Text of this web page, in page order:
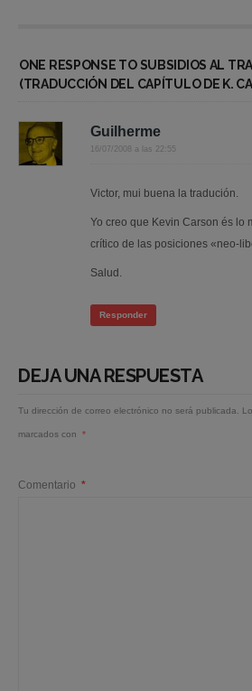
ONE RESPONSE TO SUBSIDIOS AL
(TRADUCCIÓN DEL CAPÍTULO DE K.
Guilherme
16/07/2008 a las 22:55
Victor, mui buena la tradución.
Yo creo que Kevin Carson és lo
crítico de las posiciones «neo-
Salud.
Responder
DEJA UNA RESPUESTA
Tu dirección de correo electrónico no será publicada.
marcados con *
Comentario *